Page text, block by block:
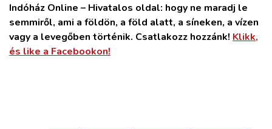
Indóház Online – Hivatalos oldal: hogy ne maradj le
semmiről, ami a földön, a föld alatt, a síneken, a vízen
vagy a levegőben történik. Csatlakozz hozzánk! Klikk,
és like a Facebookon!